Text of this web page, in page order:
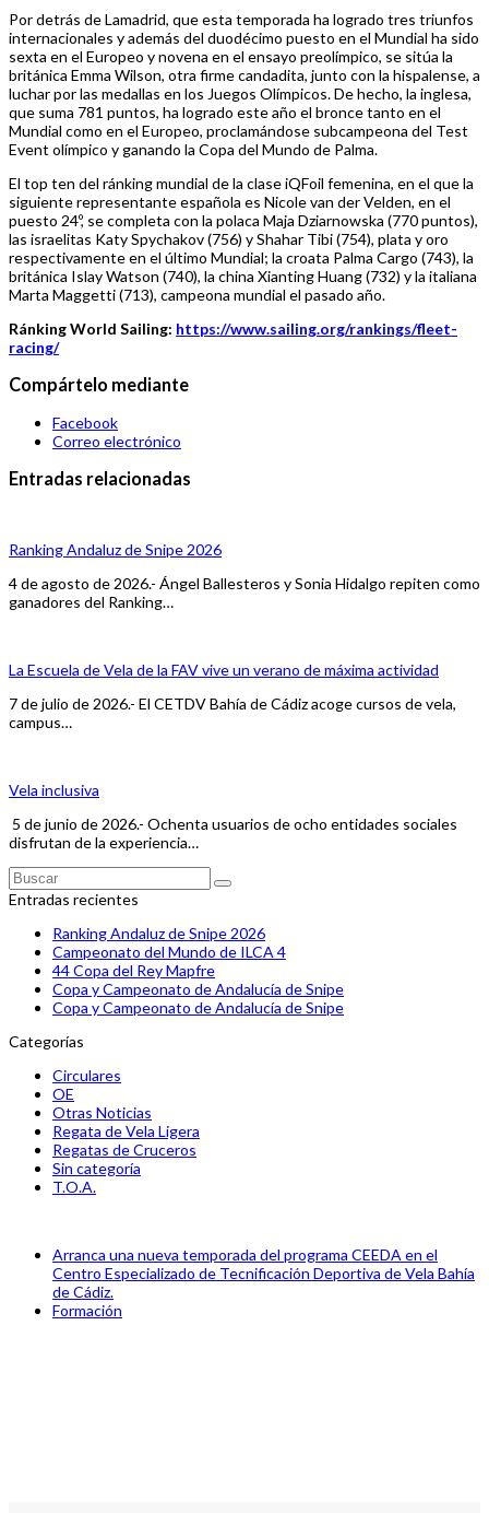
Por detrás de Lamadrid, que esta temporada ha logrado tres triunfos
internacionales y además del duodécimo puesto en el Mundial ha sido
sexta en el Europeo y novena en el ensayo preolímpico, se sitúa la
británica Emma Wilson, otra firme candadita, junto con la hispalense, a
luchar por las medallas en los Juegos Olímpicos. De hecho, la inglesa,
que suma 781 puntos, ha logrado este año el bronce tanto en el
Mundial como en el Europeo, proclamándose subcampeona del Test
Event olímpico y ganando la Copa del Mundo de Palma.
El top ten del ránking mundial de la clase iQFoil femenina, en el que la
siguiente representante española es Nicole van der Velden, en el
puesto 24º, se completa con la polaca Maja Dziarnowska (770 puntos),
las israelitas Katy Spychakov (756) y Shahar Tibi (754), plata y oro
respectivamente en el último Mundial; la croata Palma Cargo (743), la
británica Islay Watson (740), la china Xianting Huang (732) y la italiana
Marta Maggetti (713), campeona mundial el pasado año.
Ránking World Sailing: https://www.sailing.org/rankings/fleet-
racing/
Compártelo mediante
Facebook
Correo electrónico
Entradas relacionadas
Ranking Andaluz de Snipe 2026
4 de agosto de 2026.- Ángel Ballesteros y Sonia Hidalgo repiten como
ganadores del Ranking…
La Escuela de Vela de la FAV vive un verano de máxima actividad
7 de julio de 2026.- El CETDV Bahía de Cádiz acoge cursos de vela,
campus…
Vela inclusiva
5 de junio de 2026.- Ochenta usuarios de ocho entidades sociales
disfrutan de la experiencia…
Buscar
Enviar
Entradas recientes
Ranking Andaluz de Snipe 2026
Campeonato del Mundo de ILCA 4
44 Copa del Rey Mapfre
Copa y Campeonato de Andalucía de Snipe
Copa y Campeonato de Andalucía de Snipe
Categorías
Circulares
OE
Otras Noticias
Regata de Vela Ligera
Regatas de Cruceros
Sin categoría
T.O.A.
previous
post:
Arranca una nueva temporada del programa CEEDA en el
Centro Especializado de Tecnificación Deportiva de Vela Bahía
de Cádiz.
next
Formación